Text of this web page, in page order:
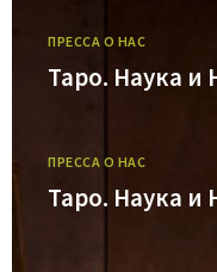
ПРЕССА О НАС
Таро. Наука и
ПРЕССА О НАС
Таро. Наука и